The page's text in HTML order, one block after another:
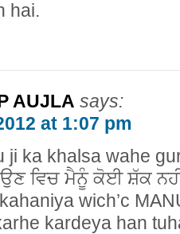
hai.
AUJLA says:
at 1:07 pm
ji ka khalsa wahe
ਵਿਚ ਮੈਨੂੰ ਕੋਈ ਸ਼ੱਕ
wich’c
kardeya han